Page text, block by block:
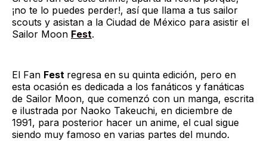
¡no te lo puedes perder!, así que llama a tus sailor
scouts y asistan a la Ciudad de México para asistir el
Sailor Moon Fest.
El Fan Fest regresa en su quinta edición, pero en
esta ocasión es dedicada a los fanáticos y fanáticas
de Sailor Moon, que comenzó con un manga, escrita
e ilustrada por Naoko Takeuchi, en diciembre de
1991, para posterior hacer un anime, el cual sigue
siendo muy famoso en varias partes del mundo.